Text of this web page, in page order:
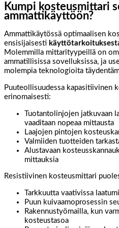
Kumpi kosteusmittari
ammattikäyttöön?
Ammattikäytössä optimaalisen
ensisijaisesti
Molemmilla mittarityypeillä on
ammatillisissa sovelluksissa, ja
molempia teknologioita
Puuteollisuudessa kapasitiivinen
erinomaisesti:
Tuotantolinjojen jatkuvaan
vaaditaan nopeaa mittausta
Laajojen pintojen
Valmiiden tuotteiden
Alustavaan
mittauksia
Resistiivinen kosteusmittari
Tarkkuutta vaativissa
Puun kuivaamoprosessin
Rakennustyömailla, kun
kosteustasoa